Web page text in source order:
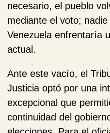
necesario, el pueblo
mediante el voto;
Venezuela enfrentaría
actual.
Ante este vacío, el
Justicia optó por una
excepcional que
continuidad del